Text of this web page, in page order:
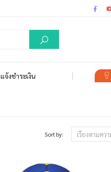
แจ้งชำระเงิน
Sort by: